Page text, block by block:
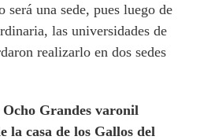
será una sede, pues luego de
las universidades de
realizarlo en dos sedes
Ocho Grandes varonil
la casa de los Gallos del